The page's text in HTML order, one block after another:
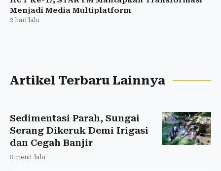
Menjadi Media Multiplatform
2 hari lalu
Artikel Terbaru Lainnya
Sedimentasi Parah, Sungai
Serang Dikeruk Demi Irigasi
dan Cegah Banjir
8 menit lalu